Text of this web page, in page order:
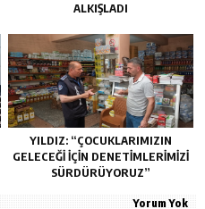
ALKIŞLADI
YILDIZ: “ÇOCUKLARIMIZIN
GELECEĞI İÇIN DENETIMLERIMIZI
SÜRDÜRÜYORUZ”
Yorum Yok